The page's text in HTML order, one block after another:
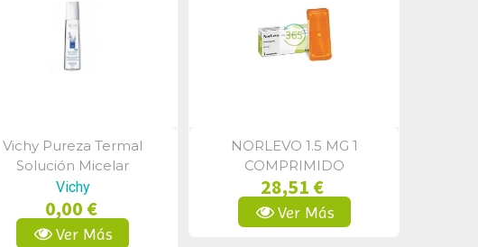
Vista Rápida
Vichy Pureza Termal
Solución Micelar
Desmaquillante 200 Ml
Vichy
0,00 €
Ver Más
Vista Rápida
NORLEVO 1.5 MG 1
COMPRIMIDO
28,51 €
Ver Más